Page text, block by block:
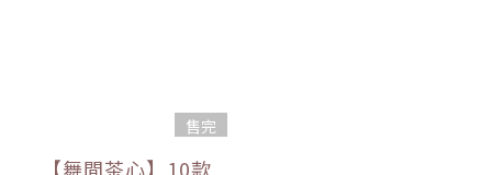
售完
【舞間茶心】10款